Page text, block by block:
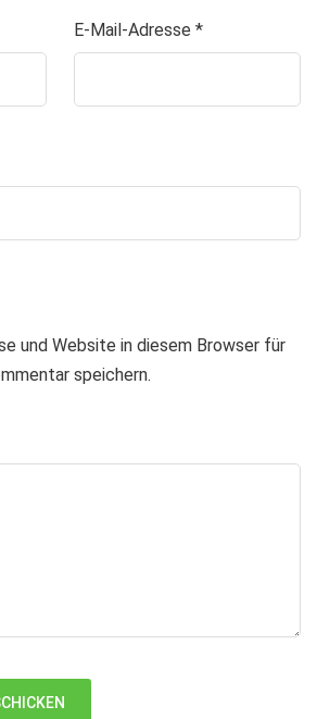
E-Mail-Adresse *
und Website in diesem Browser für
speichern.